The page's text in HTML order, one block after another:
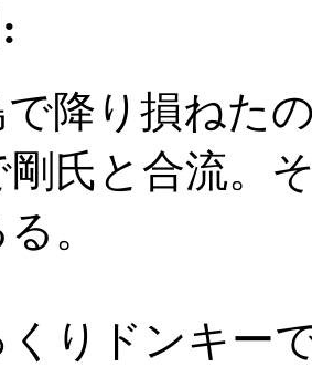
降り損ねた
剛氏と合流。
。
りドンキー